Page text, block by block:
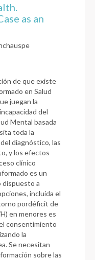
as an
de que existe
en Salud
juegan la
del
Mental basada
toda la
diagnóstico, las
y los efectos
clínico
es un
dispuesto a
incluida el
pordéficit de
en menores es
consentimiento
la
Se necesitan
sobre las